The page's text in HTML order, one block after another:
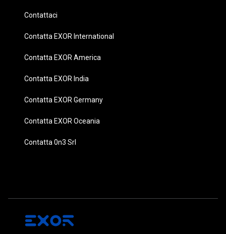
Contattaci
Contatta EXOR International
Contatta EXOR America
Contatta EXOR India
Contatta EXOR Germany
Contatta EXOR Oceania
Contatta 0n3 Srl